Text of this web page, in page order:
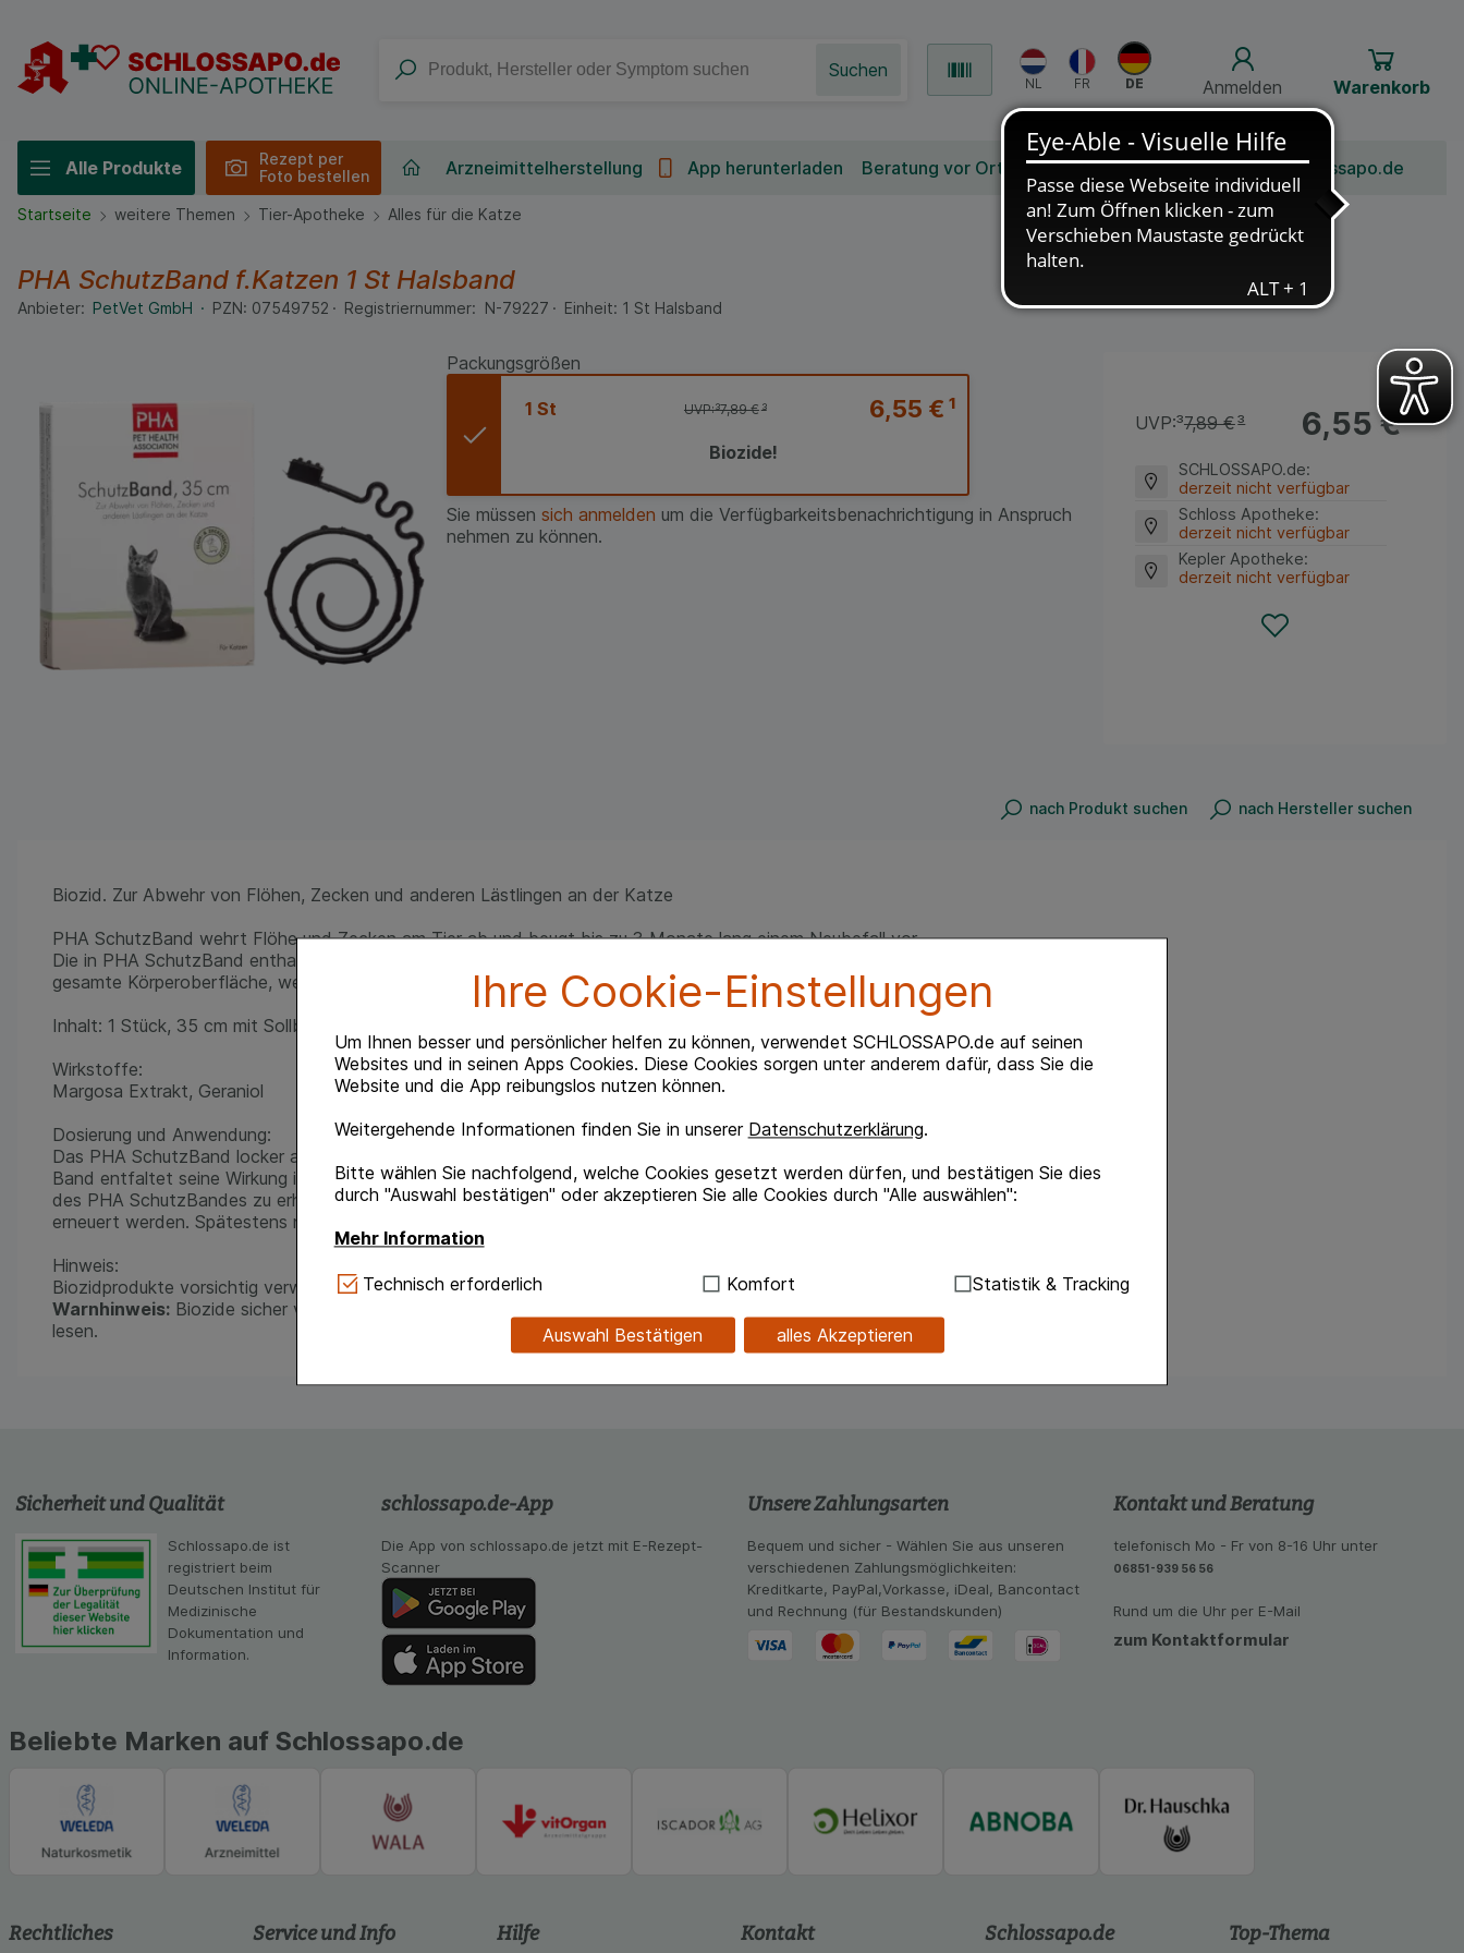
Ihre Cookie-Einstellungen
Um Ihnen besser und persönlicher helfen zu können, verwendet SCHLOSSAPO.de auf seinen
Websites und in seinen Apps Cookies. Diese Cookies sorgen unter anderem dafür, dass Sie die
Website und die App reibungslos nutzen können.
Weitergehende Informationen finden Sie in unserer Datenschutzerklärung.
Bitte wählen Sie nachfolgend, welche Cookies gesetzt werden dürfen, und bestätigen Sie dies
durch "Auswahl bestätigen" oder akzeptieren Sie alle Cookies durch "Alle auswählen":
Mehr Information
Technisch Notwendig:Hierbei handelt es sich um Cookies, die für die Grundfunktionen unserer
verzichtet werden kann.
gestalten, beispielsweise für die Wiedererkennung des Besuchers oder unsere Seite an bevorzugte
unserer Website sammeln, mit deren Hilfe wir unsere Website weiter für Sie optimieren können, den
Inhalt auf unserer Website aber auch die Werbung auf Drittseiten möglichst relevant für Sie zu
gestalten. Bitte beachten Sie, dass Daten hierfür teilweise an Dritte wie z.B. Google oder soziale
Medien übertragen werden.
Technisch erforderlich Komfort Statistik & Tracking
Auswahl Bestätigen alles Akzeptieren
Anmelden Warenkorb
Suchen
Alle Produkte
Rezept per
Foto bestellen
Arzneimittelherstellung App herunterladen Beratung vor Ort Bonusprogramm Jobs Über Schlossapo.de
Startseite weitere Themen Tier-Apotheke Alles für die Katze
PHA SchutzBand f.Katzen 1 St Halsband
Anbieter: PetVet GmbH PZN: 07549752 Registriernummer: N-79227 Einheit: 1 St Halsband
Packungsgrößen
1 St 6,55 €¹
UVP:³7,89 €³
Biozide!
Sie müssen sich anmelden um die Verfügbarkeitsbenachrichtigung in Anspruch
nehmen zu können.
6,55 €¹
UVP:³7,89 €³
SCHLOSSAPO.de:
derzeit nicht verfügbar
Schloss Apotheke:
derzeit nicht verfügbar
Kepler Apotheke:
derzeit nicht verfügbar
nach Produkt suchen nach Hersteller suchen
Biozid. Zur Abwehr von Flöhen, Zecken und anderen Lästlingen an der Katze
PHA SchutzBand wehrt Flöhe und Zecken am Tier ab und beugt bis zu 3 Monate lang einem Neubefall vor.
Die in PHA SchutzBand enthaltenen Wirkstoffe Margosa und Geraniol verbreiten sich rasch über die
gesamte Körperoberfläche, werden in der Haut gespeichert und daraus kontinuierlich freigesetzt.
Inhalt: 1 Stück, 35 cm mit Sollbruchstelle
Wirkstoffe:
Margosa Extrakt, Geraniol
Dosierung und Anwendung:
Das PHA SchutzBand locker am Hals der Katze befestigen und falls nötig die Überlänge abschneiden. Das
Band entfaltet seine Wirkung innerhalb von 24 48 Stunden. Es wirkt auch bei Nässe. Um die ganze Wirkung
des PHA SchutzBandes zu erhalten, sollte das Band ständig getragen werden. Bei Bedarf kann das Band
erneuert werden. Spätestens nach 3 Monaten sollte es allerdings ausgetauscht werden.
Hinweis:
Biozidprodukte vorsichtig verwenden. Vor Gebrauch stets Etikett und Produktinformationen lesen.
Warnhinweis: Biozide sicher verwenden. Vor Gebrauch stets Kennzeichnung und Produktinformation
lesen.
Sicherheit und Qualität
Schlossapo.de ist
registriert beim
Deutschen Institut für
Medizinische
Dokumentation und
Information.
schlossapo.de-App
Die App von schlossapo.de jetzt mit E-Rezept-
Scanner
Unsere Zahlungsarten
Bequem und sicher - Wählen Sie aus unseren
verschiedenen Zahlungsmöglichkeiten:
Kreditkarte, PayPal,Vorkasse, iDeal, Bancontact
und Rechnung (für Bestandskunden)
Kontakt und Beratung
telefonisch Mo - Fr von 8-16 Uhr unter
06851-939 56 56
Rund um die Uhr per E-Mail
zum Kontaktformular
Beliebte Marken auf Schlossapo.de
Rechtliches Service und Info Hilfe Kontakt Schlossapo.de Top-Thema